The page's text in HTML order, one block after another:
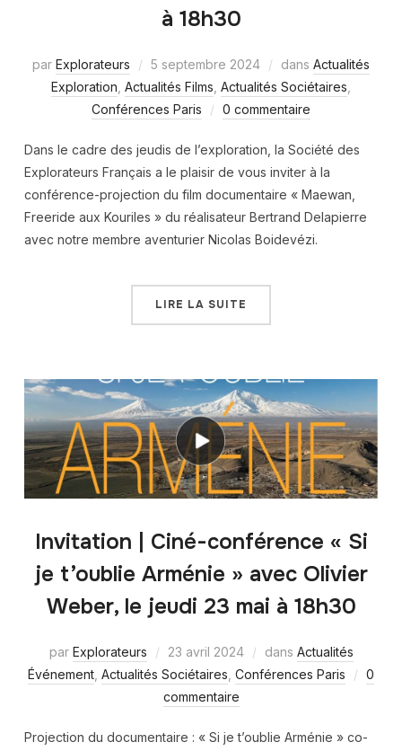
à 18h30
par Explorateurs 5 septembre 2024 dans Actualités
Exploration, Actualités Films, Actualités Sociétaires,
Conférences Paris
0 commentaire
Dans le cadre des jeudis de l’exploration, la Société des
Explorateurs Français a le plaisir de vous inviter à la
conférence-projection du film documentaire « Maewan,
Freeride aux Kouriles » du réalisateur Bertrand Delapierre
avec notre membre aventurier Nicolas Boidevézi.
LIRE LA SUITE
Invitation | Ciné-conférence « Si
je t’oublie Arménie » avec Olivier
Weber, le jeudi 23 mai à 18h30
par Explorateurs 23 avril 2024 dans Actualités
Événement Actualités Sociétaires Conférences Paris
0
commentaire
Projection du documentaire : « Si je t’oublie Arménie » co-